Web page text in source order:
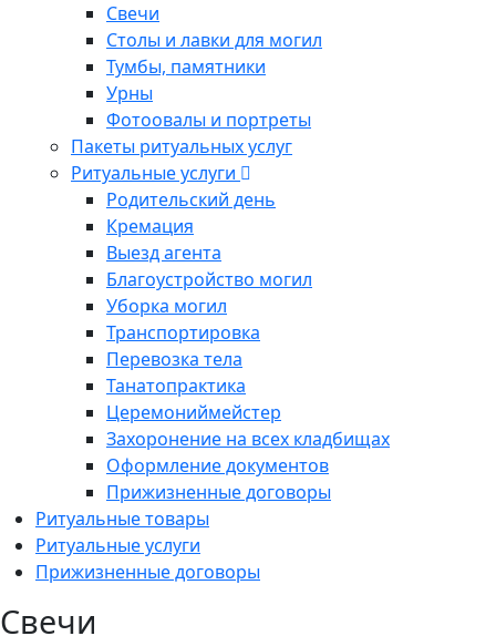
Свечи
Свечи
Столы и лавки для могил
Тумбы, памятники
Урны
Фотоовалы и портреты
Пакеты ритуальных услуг
Ритуальные услуги
Родительский день
Кремация
Выезд агента
Благоустройство могил
Уборка могил
Транспортировка
Перевозка тела
Танатопрактика
Церемониймейстер
Захоронение на всех кладбищах
Оформление документов
Прижизненные договоры
Ритуальные товары
Ритуальные услуги
Прижизненные договоры